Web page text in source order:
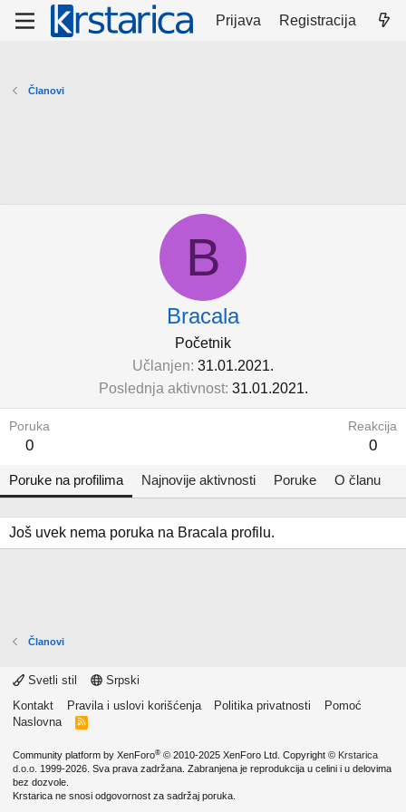
Prijava Registracija
Članovi
B
Bracala
Početnik
Učlanjen 31.01.2021.
Poslednja aktivnost 31.01.2021.
Poruka
0
Reakcija
0
Poruke na profilima Najnovije aktivnosti Poruke O članu
Još uvek nema poruka na Bracala profilu.
Članovi
Svetli stil
Srpski
Kontakt
Pravila i uslovi korišćenja Politika privatnosti
Pomoć
Naslovna
R
Community platform by XenForo® © 2010-2025 XenForo Ltd. Copyright © Krstarica
d.o.o. 1999-2026. Sva prava zadržana. Zabranjena je reprodukcija u celini i u delovima
bez dozvole.
Krstarica ne snosi odgovornost za sadržaj poruka.